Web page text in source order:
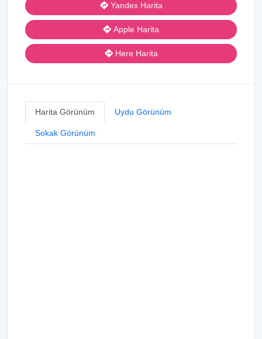
Yandex Harita
Apple Harita
Here Harita
Harita Görünüm Uydu Görünüm
Sokak Görünüm